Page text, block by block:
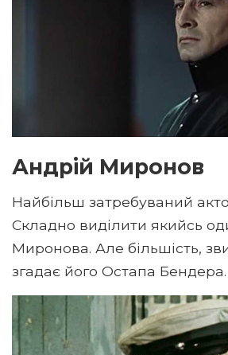
Андрій Миронов
Найбільш затребуваний
Складно виділити якийсь
Миронова. Але більшість,
згадає його Остапа Бендера.